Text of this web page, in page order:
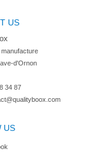
US
manufacture
d'Ornon
34 87
US